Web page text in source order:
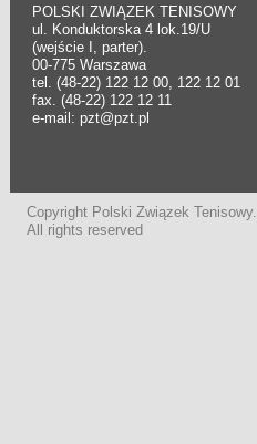
POLSKI ZWIĄZEK TENISOWY
ul. Konduktorska 4 lok.19/U
(wejście I, parter).
00-775 Warszawa
tel. (48-22) 122 12 00, 122 12 01
fax. (48-22) 122 12 11
e-mail: pzt@pzt.pl
Copyright Polski Związek Tenisowy.
All rights reserved